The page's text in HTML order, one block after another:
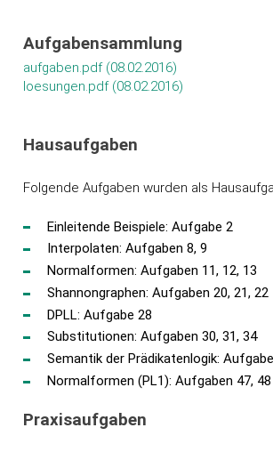
Aufgabensammlung
aufgaben.pdf (08.02.2016)
loesungen.pdf (08.02.2016)
Hausaufgaben
Folgende Aufgaben wurden als
Einleitende Beispiele: Aufgabe 2
Interpolaten: Aufgaben 8, 9
Normalformen: Aufgaben 11, 12, 13
Shannongraphen: Aufgaben 20, 21, 22
DPLL: Aufgabe 28
Substitutionen: Aufgaben 30, 31, 34
Semantik der Prädikatenlogik:
Normalformen (PL1): Aufgaben 47, 48
Praxisaufgaben